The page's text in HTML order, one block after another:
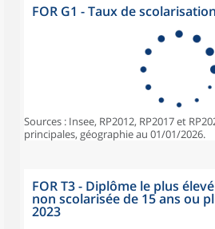
FOR G1 - Taux de
Sources : Insee, RP2012, RP2017 et
principales, géographie au 01/01/2026.
FOR T3 - Diplôme le plus
non scolarisée de 15 ans ou
2023